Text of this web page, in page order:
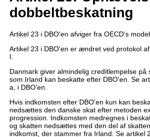
dobbeltbeskatning
Artikel 23 i DBO'en afviger fra OECD's
Artikel 23 i DBO'en er ændret ved protokol
I.
Danmark giver almindelig creditlempelse på
som Irland kan beskatte efter DBO'en. Se
a, i DBO'en.
Hvis indkomsten efter DBO'en kun kan
nedsættes den danske skat efter metoden
progression. Indkomsten medregnes i
og skatten nedsættes med den del af
indkomst, der stammer fra Irland. Se artikel